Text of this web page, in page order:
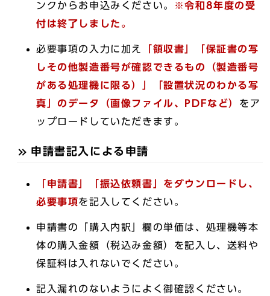
ンクからお申込みください。
※令和8年度の受
付は終了しました。
必要事項の入力に加え
「領収書」「保証書の写
しその他製造番号が確認できるもの（製造番号
がある処理機に限る）」「設置状況のわかる写
真」のデータ（画像ファイル、PDFなど） をア
ップロードしていただきます。
申請書記入による申請
「申請書」「 振込依頼書」をダウンロードし、
必要事項を記入してください。
申請書の「購入内訳」欄の単価は、処理機等本
体の購入金額（税込み金額）を記入し、送料や
保証料は入れないでください。
記入漏れのないようによく御確認ください。